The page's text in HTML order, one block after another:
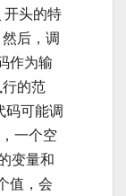
头的特
后，调
作为输
的范
码可能调
一个空
变量和
值，会